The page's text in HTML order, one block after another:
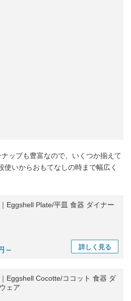
ップも豊富なので、いくつか揃えて
使いからおもてなしの時まで幅広く
Eggshell Plate/平皿 食器 ダイナー
～ 詳しく 見る
Eggshell Cocotte/ココット 食器 ダ
ェア